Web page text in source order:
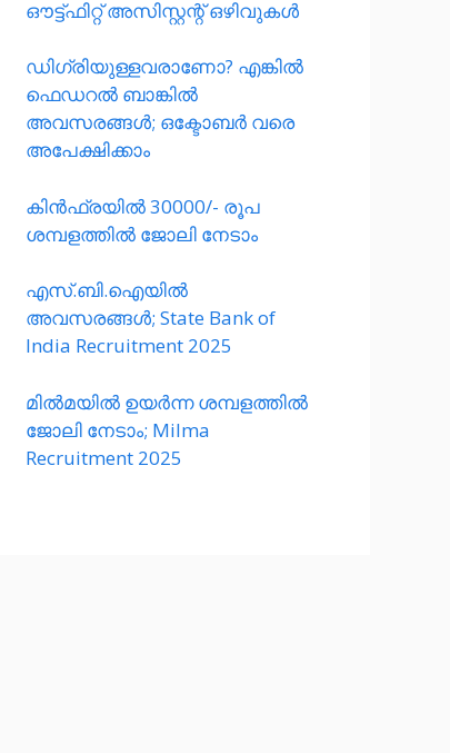
ഔട്ട്ഫിറ്റ് അസിസ്റ്റന്റ് ഒഴിവുകൾ
ഡിഗ്രിയുള്ളവരാണോ? എങ്കിൽ
ഫെഡറൽ ബാങ്കിൽ
അവസരങ്ങൾ; ഒക്ടോബർ വരെ
അപേക്ഷിക്കാം
കിൻഫ്രയിൽ 30000/- രൂപ
ശമ്പളത്തിൽ ജോലി നേടാം
എസ്.ബി.ഐയിൽ
അവസരങ്ങൾ; State Bank of
India Recruitment 2025
മിൽമയിൽ ഉയർന്ന ശമ്പളത്തിൽ
ജോലി നേടാം; Milma
Recruitment 2025